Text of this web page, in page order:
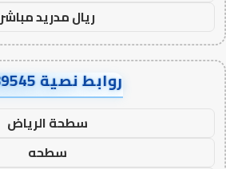
ريال مدريد مباشر
روابط نصية AA89545
سطحة الرياض
سطحه